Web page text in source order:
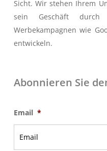
Sicht. Wir stehen Ihrem
sein Geschäft durch
Werbekampagnen wie
entwickeln.
Abonnieren Sie
Email *